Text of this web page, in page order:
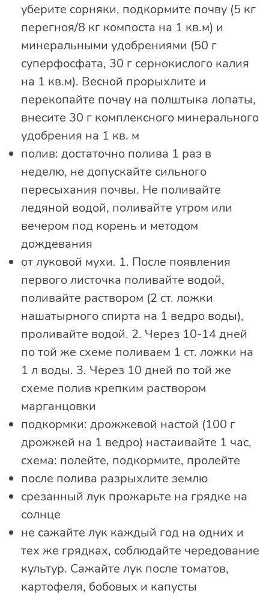
уберите сорняки, подкормите почву (5 кг
перегноя/8 кг компоста на 1 кв.м) и
минеральными удобрениями (50 г
суперфосфата, 30 г сернокислого калия
на 1 кв.м). Весной прорыхлите и
перекопайте почву на полштыка лопаты,
внесите 30 г комплексного минерального
удобрения на 1 кв. м
полив: достаточно полива 1 раз в
неделю, не допускайте сильного
пересыхания почвы. Не поливайте
ледяной водой, поливайте утром или
вечером под корень и методом
дождевания
от луковой мухи. 1. После появления
первого листочка поливайте водой,
поливайте раствором (2 ст. ложки
нашатырного спирта на 1 ведро воды),
проливайте водой. 2. Через 10-14 дней
по той же схеме поливаем 1 ст. ложки на
1 л воды. 3. Через 10 дней по той же
схеме полив крепким раствором
марганцовки
подкормки: дрожжевой настой (100 г
дрожжей на 1 ведро) настаивайте 1 час,
схема: полейте, подкормите, пролейте
после полива разрыхлите землю
срезанный лук прожарьте на грядке на
солнце
не сажайте лук каждый год на одних и
тех же грядках, соблюдайте чередование
культур. Сажайте лук после томатов,
картофеля, бобовых и капусты